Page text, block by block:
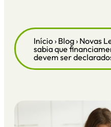
Início› Blog› Novas
sabia que
devem ser